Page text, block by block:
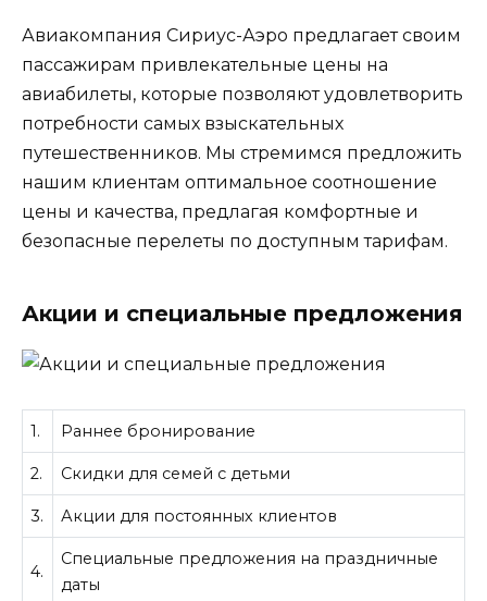
Авиакомпания Сириус-Аэро предлагает своим
пассажирам привлекательные цены на
авиабилеты, которые позволяют удовлетворить
потребности самых взыскательных
путешественников. Мы стремимся предложить
нашим клиентам оптимальное соотношение
цены и качества, предлагая комфортные и
безопасные перелеты по доступным тарифам.
Акции и специальные предложения
1. Раннее бронирование
2. Скидки для семей с детьми
3. Акции для постоянных клиентов
4.
Специальные предложения на праздничные
даты